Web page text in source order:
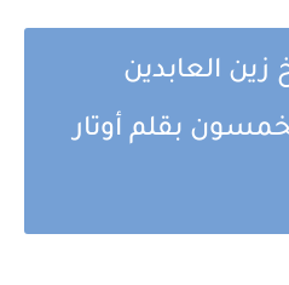
زين العابدين
بقلم أوتار